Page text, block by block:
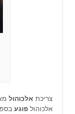
צריכת אלכוהול
אלכוהול פוגע